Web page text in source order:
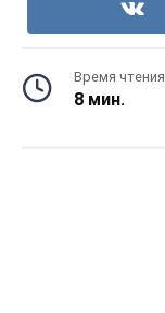
Время чтения
8 мин.